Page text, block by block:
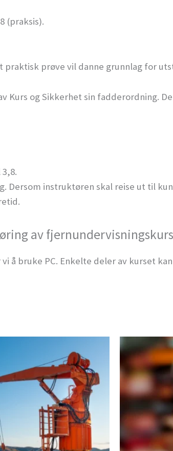
(praksis).
prøve vil danne grunnlag for
Kurs og Sikkerhet sin fadderordning.
Dersom instruktøren skal reise ut til
av
å bruke PC. Enkelte deler av kurset